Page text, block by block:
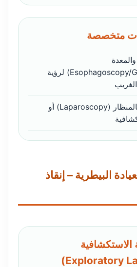
(Esophagoscopy/Gastroscopy) لرؤية
فحص البطن بالمنظار (Laparoscopy) أو
البيطرية – إنقاذ
الاستكشافية